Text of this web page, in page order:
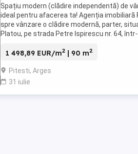
Spațiu modern (clădire independentă) de
ideal pentru afacerea ta! Agenția imobiliară
spre vânzare o clădire modernă, parter,
Platou, pe strada Petre Ispirescu nr. 64,
1 498,89 EUR/m2 | 90 m2
Pitesti, Arges
31 iulie